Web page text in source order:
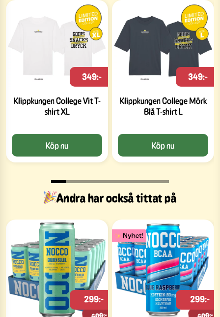
Klippkungen College Vit T-
shirt XL
349:-
Köp nu
Klippkungen College Mörk
Blå T-shirt L
349:-
Köp nu
Andra har också tittat på
299:- 299:-